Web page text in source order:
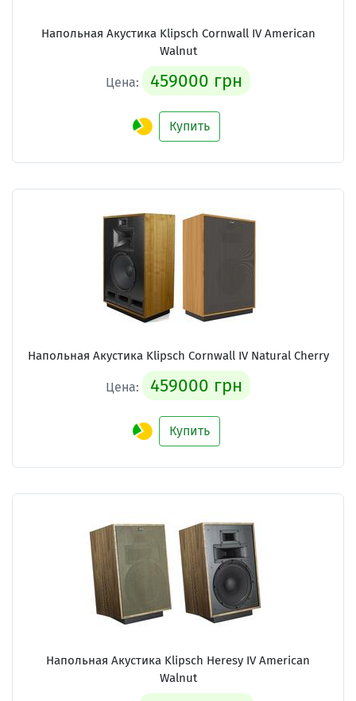
Напольная Акустика Klipsch Cornwall IV American
Walnut
Цена: 459000 грн
Купить
Напольная Акустика Klipsch Cornwall IV Natural Cherry
Цена: 459000 грн
Купить
Напольная Акустика Klipsch Heresy IV American
Walnut